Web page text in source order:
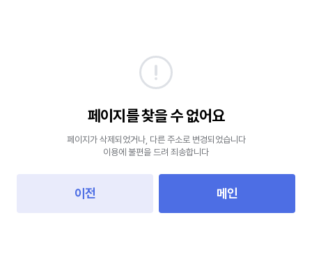
페이지를 찾을 수 없어요
페이지가 삭제되었거나, 다른 주소로 변경되었습니다
이용에 불편을 드려 죄송합니다
이전 메인